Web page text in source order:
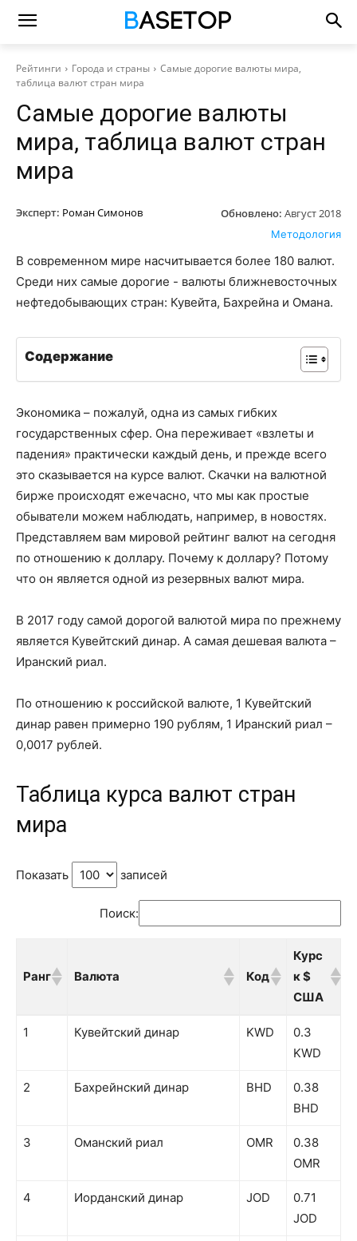
Рейтинги Города и страны
Самые дорогие валюты мира,
таблица валют стран мира
Самые дорогие валюты
мира, таблица валют стран
мира
Эксперт: Роман Симонов Обновлено: Август 2018
Методология
В современном мире насчитывается более 180 валют.
Среди них самые дорогие - валюты ближневосточных
нефтедобывающих стран: Кувейта, Бахрейна и Омана.
Содержание
Экономика – пожалуй, одна из самых гибких
государственных сфер. Она переживает «взлеты и
падения» практически каждый день, и прежде всего
это сказывается на курсе валют. Скачки на валютной
бирже происходят ежечасно, что мы как простые
обыватели можем наблюдать, например, в новостях.
Представляем вам мировой рейтинг валют на сегодня
по отношению к доллару. Почему к доллару? Потому
что он является одной из резервных валют мира.
В 2017 году самой дорогой валютой мира по прежнему
является Кувейтский динар. А самая дешевая валюта –
Иранский риал.
По отношению к российской валюте, 1 Кувейтский
динар равен примерно 190 рублям, 1 Иранский риал –
0,0017 рублей.
Таблица курса валют стран
мира
Показать записей
Поиск:
Ранг Валюта Код
Курс
к $
США
Ранг
Валюта Код
Курс
к $
1 Кувейтский динар KWD
0.3
KWD
2 Бахрейнский динар BHD
0.38
BHD
3 Оманский риал OMR
0.38
OMR
4 Иорданский динар JOD
0.71
JOD